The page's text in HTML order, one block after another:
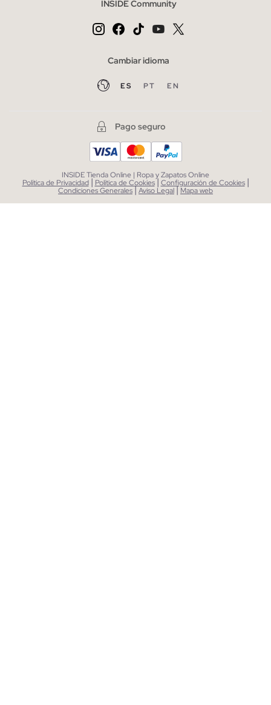
INSIDE Community
Cambiar idioma
ES PT EN
Pago seguro
INSIDE Tienda Online | Ropa y Zapatos Online
Política de Privacidad | Política de Cookies| Configuración de Cookies |
Condiciones Generales|Aviso Legal| Mapa web